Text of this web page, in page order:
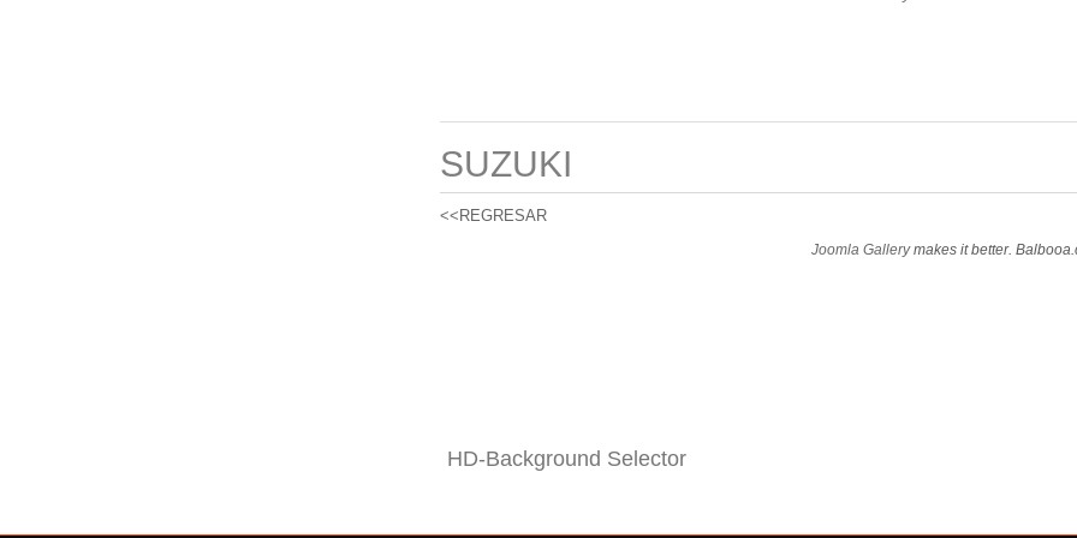
SUZUKI
<<REGRESAR
Joomla Gallerymakes it better.
HD-Background Selector